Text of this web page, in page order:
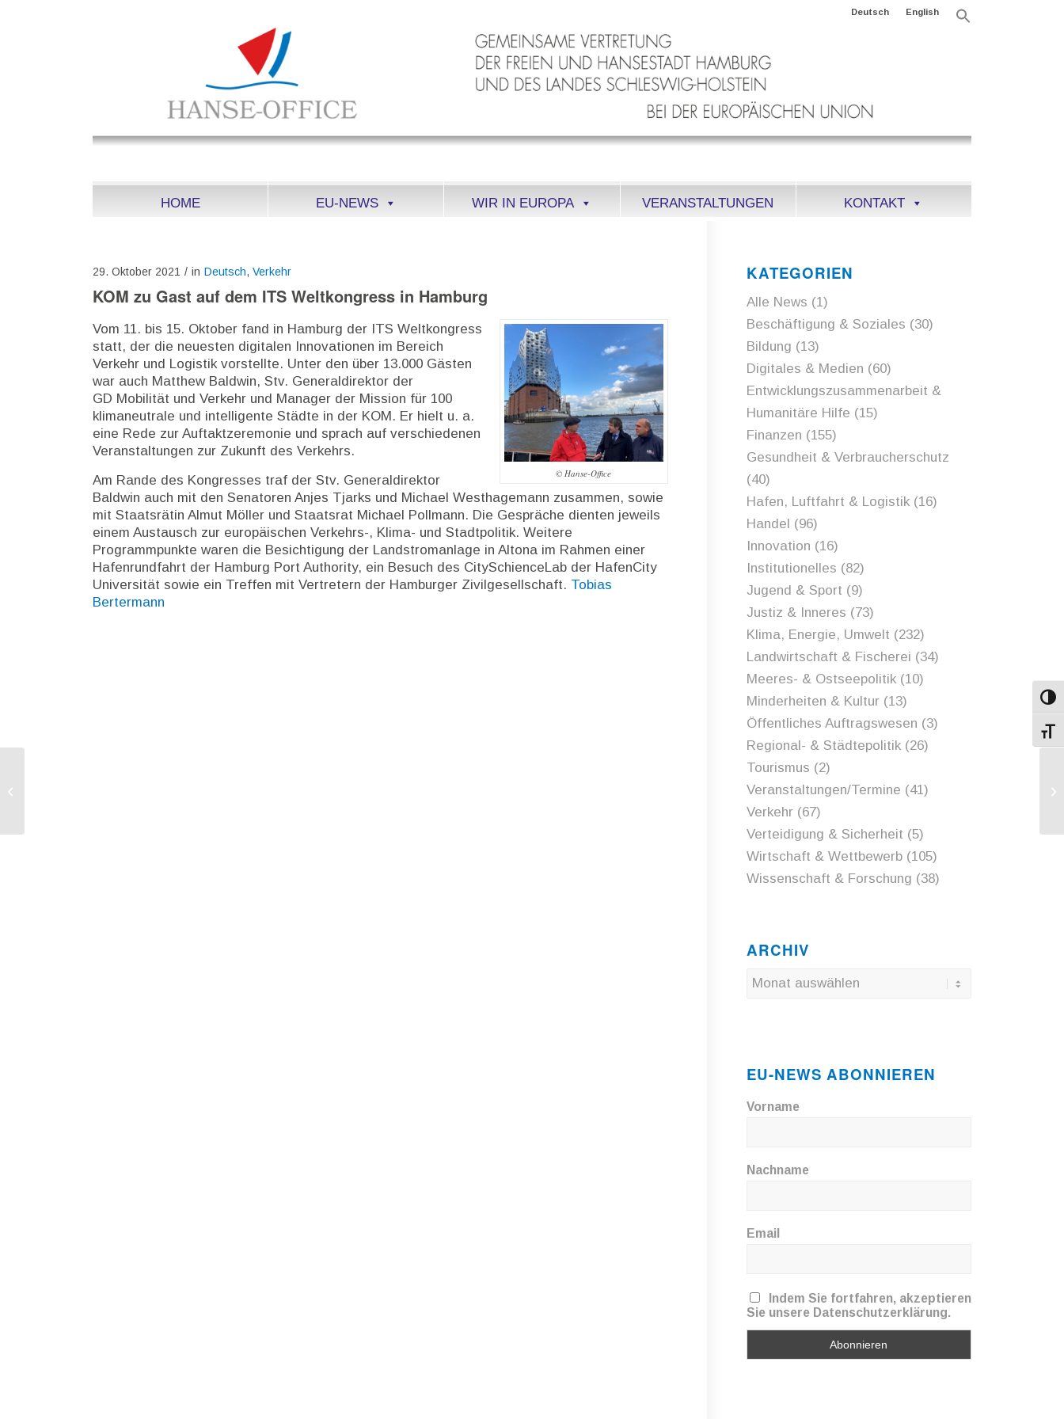
Deutsch English
HOME EU-NEWS WIR IN EUROPA VERANSTALTUNGEN KONTAKT
29. Oktober 2021 / in Deutsch,Verkehr
KOM zu Gast auf dem ITS Weltkongress in Hamburg
© Hanse-Office
Vom 11. bis 15. Oktober fand in Hamburg der ITS Weltkongress
statt, der die neuesten digitalen Innovationen im Bereich
Verkehr und Logistik vorstellte. Unter den über 13.000 Gästen
war auch Matthew Baldwin, Stv. Generaldirektor der
GD Mobilität und Verkehr und Manager der Mission für 100
klimaneutrale und intelligente Städte in der KOM. Er hielt u. a.
eine Rede zur Auftaktzeremonie und sprach auf verschiedenen
Veranstaltungen zur Zukunft des Verkehrs.
Am Rande des Kongresses traf der Stv. Generaldirektor
Baldwin auch mit den Senatoren Anjes Tjarks und Michael Westhagemann zusammen, sowie
mit Staatsrätin Almut Möller und Staatsrat Michael Pollmann. Die Gespräche dienten jeweils
einem Austausch zur europäischen Verkehrs-, Klima- und Stadtpolitik. Weitere
Programmpunkte waren die Besichtigung der Landstromanlage in Altona im Rahmen einer
Hafenrundfahrt der Hamburg Port Authority, ein Besuch des CitySchienceLab der HafenCity
Universität sowie ein Treffen mit Vertretern der Hamburger Zivilgesellschaft. Tobias
Bertermann
KATEGORIEN
Alle News (1)
Beschäftigung & Soziales (30)
Bildung (13)
Digitales & Medien (60)
Entwicklungszusammenarbeit &
Humanitäre Hilfe (15)
Finanzen (155)
Gesundheit & Verbraucherschutz
(40)
Hafen, Luftfahrt & Logistik(16)
Handel (96)
Innovation (16)
Institutionelles (82)
Jugend & Sport (9)
Justiz & Inneres (73)
Klima, Energie, Umwelt (232)
Landwirtschaft & Fischerei (34)
Meeres- & Ostseepolitik(10)
Minderheiten & Kultur(13)
Öffentliches Auftragswesen (3)
Regional- & Städtepolitik(26)
Tourismus (2)
Veranstaltungen/Termine (41)
Verkehr(67)
Verteidigung & Sicherheit (5)
Wirtschaft & Wettbewerb(105)
Wissenschaft & Forschung (38)
ARCHIV
EU-NEWS ABONNIEREN
Vorname
Nachname
Email
Indem Sie fortfahren, akzeptieren
Sie unsere Datenschutzerklärung.